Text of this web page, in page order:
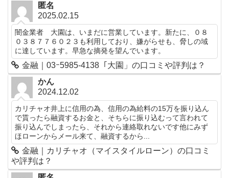
匿名
2025.02.15
闇金業者 大園は、いまだに営業しています。新たに、０８
０３８７７６０２３も利用しており、嫌がらせも、脅しの域
に達しています。早急な摘発を望んでいます。
金融｜03ｰ5985-4138「大園」の口コミや評判は？
かん
2024.12.02
カリチャオ井上に信用の為、信用の為給料の15万を振り込ん
で貰ったら融資するお金と、そちらに振り込むって言われて
振り込んでしまったら、それから連絡取れないです他にみず
ほローンからメール来て、融資するから...
金融｜カリチャオ（マイスタイルローン）の口コミ
や評判は？